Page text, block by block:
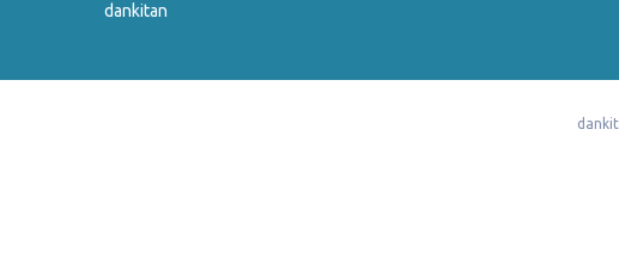
dankitan